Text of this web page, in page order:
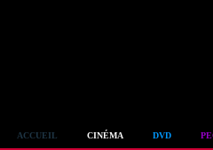
ACCUEIL CINÉMA DVD